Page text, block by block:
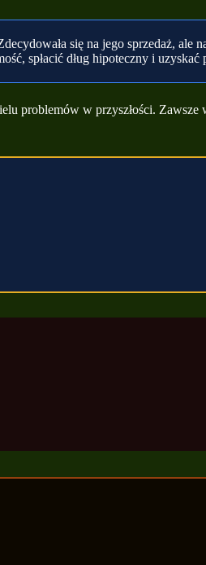
się na jego sprzedaż, ale
spłacić dług hipoteczny i
problemów w przyszłości. Zawsze